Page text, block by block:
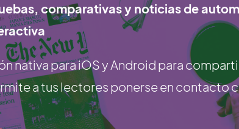
comparativas y noticias de
nativa para iOS y Android para
a tus lectores ponerse en contacto